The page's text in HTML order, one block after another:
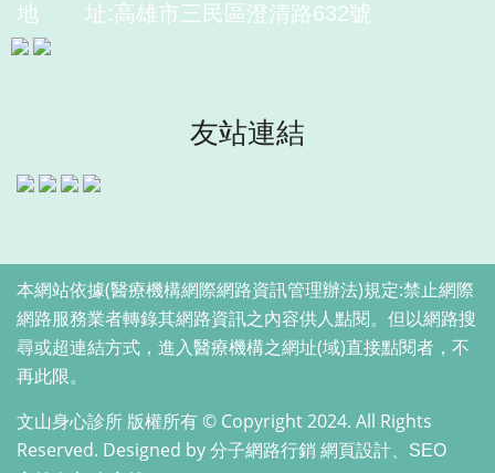
地 址:高雄市三民區澄清路632號
友站連結
本網站依據(醫療機構網際網路資訊管理辦法)規定:禁止網際
網路服務業者轉錄其網路資訊之內容供人點閱。但以網路搜
尋或超連結方式，進入醫療機構之網址(域)直接點閱者，不
再此限。
文山身心診所 版權所有 © Copyright 2024. All Rights
Reserved. Designed by 分子網路行銷 網頁設計、SEO